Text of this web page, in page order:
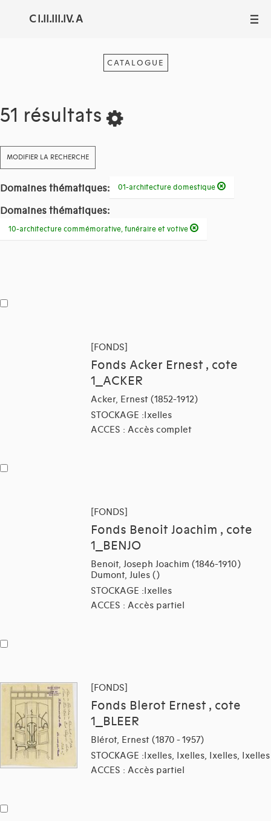
C I.II.III.IV. A III
CATALOGUE
51 résultats
MODIFIER LA RECHERCHE
Domaines thématiques: 01-architecture domestique
Domaines thématiques:
10-architecture commémorative, funéraire et votive
[FONDS]
Fonds Acker Ernest , cote
1_ACKER
Acker, Ernest (1852-1912)
STOCKAGE :Ixelles
ACCES : Accès complet
[FONDS]
Fonds Benoit Joachim , cote
1_BENJO
Benoit, Joseph Joachim (1846-1910)
Dumont, Jules ()
STOCKAGE :Ixelles
ACCES : Accès partiel
[FONDS]
Fonds Blerot Ernest , cote
1_BLEER
Blérot, Ernest (1870 - 1957)
STOCKAGE :Ixelles, Ixelles, Ixelles, Ixelles
ACCES : Accès partiel